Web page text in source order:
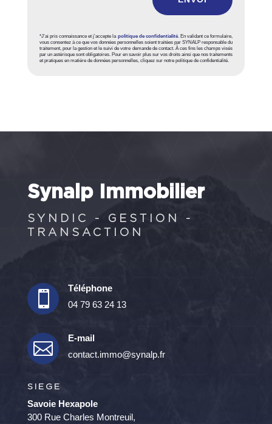
*J’ai pris connaissance et j’accepte la politique de confidentialité. En validant ce formulaire,
vous consentez à ce que vos données personnelles soient traitées par SYNALP responsable du
traitement, pour la gestion et le suivi de votre demande de contact. À ces fins les champs visés
par un astérisque sont obligatoires. Pour en savoir plus sur vos droits ainsi que nos traitements
et pratiques en matière de données personnelles, cliquez sur notre politique de confidentialité.
Synalp Immobilier
SYNDIC - GESTION -
TRANSACTION

Téléphone
04 79 63 24 13

E-mail
contact.immo@synalp.fr
SIEGE
Savoie Hexapole
300 Rue Charles Montreuil,